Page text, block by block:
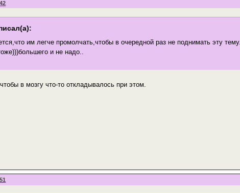
им легче промолчать,чтобы в очередной раз не поднимать эту тему.
и не надо..
в мозгу что-то откладывалось при этом.